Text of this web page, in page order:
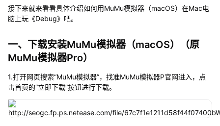
接下来就来看看具体介绍如何用MuMu模拟器（macOS）在Mac电
脑上玩《Debug》吧。
一、下载安装MuMu模拟器（macOS）（原
MuMu模拟器Pro）
1.打开网页搜索“MuMu模拟器”，找准MuMu模拟器P官网进入，点
击首页的“立即下载”按钮进行下载。